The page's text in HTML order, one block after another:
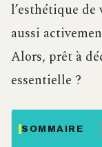
l’esthétique
aussi
Alors, prêt à
essentielle ?
SOMMAIRE